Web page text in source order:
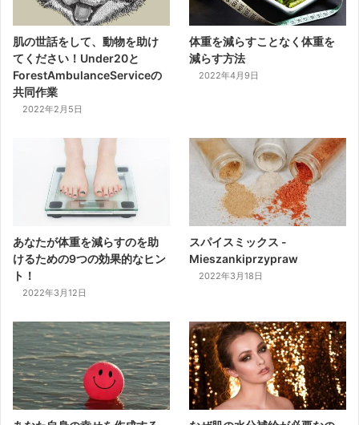
肌の世話をして、動物を助け
てください！Under20と
ForestAmbulanceServiceの
共同作業
2022年2月5日
体重を減らすことなく体重を
減らす方法
2022年4月9日
あなたが体重を減らすのを助
けるための9つの効果的なヒン
ト！
2022年3月12日
スパイスミックス -
Mieszankiprzypraw
2022年3月18日